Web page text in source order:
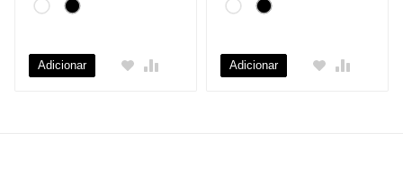
Adicionar Adicionar